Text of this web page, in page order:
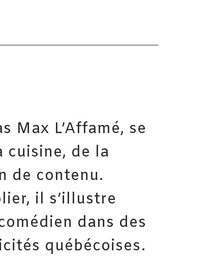
Max L’Affamé, se
cuisine, de la
de contenu.
il s’illustre
dans des
québécoises.